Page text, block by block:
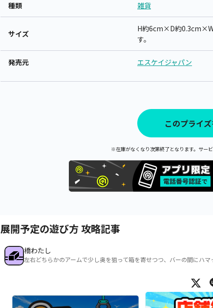
種類 雑貨
サイズ
H約6cm×D約
す。
発売元 エスケイジャパン
このプライ
※在庫がなくなり次第終了となります。サー
展開予定の遊び方 攻略記事
橋わたし
左右どちらかのアームで少し奥を狙って箱を寄せつつ、バーの間にハ
X